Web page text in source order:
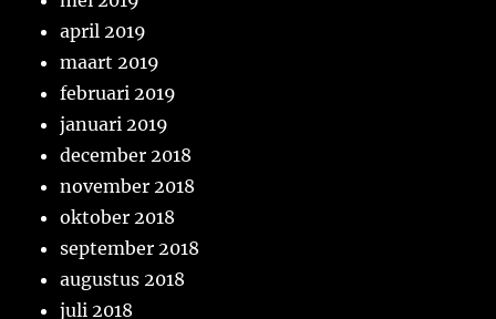
april 2019
maart 2019
februari 2019
januari 2019
december 2018
november 2018
oktober 2018
september 2018
augustus 2018
juli 2018